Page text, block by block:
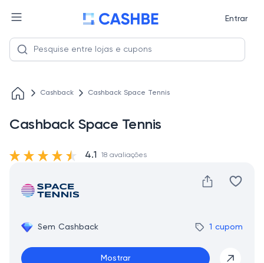
Entrar
Cashback Cashback Space Tennis
Cashback Space Tennis
Sem Cashback 1 cupom
Mostrar
4.1 18 avaliações